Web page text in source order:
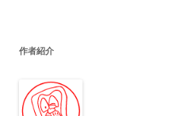
ビ
ー
作者紹介